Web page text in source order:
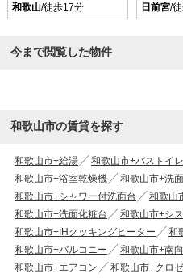
和歌山/徒歩17分
日前宮/
今まで閲覧した物件
和歌山市の賃貸を探す
和歌山市+給湯 和歌山市+バストイ
和歌山市+浴室乾燥機
和歌山市+洗
和歌山市+シャワー付洗面台
和歌山
和歌山市+洗面化粧台
和歌山市+シ
和歌山市+IHクッキングヒーター
和
和歌山市+バルコニー
和歌山市+南
和歌山市+エアコン
和歌山市+クロ